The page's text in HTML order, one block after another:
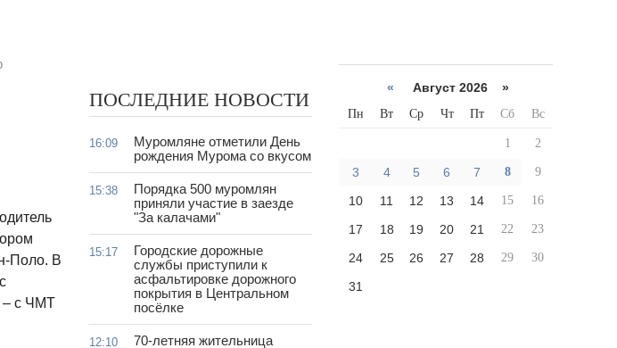
Поло. В
– с ЧМТ
ПОСЛЕДНИЕ НОВОСТИ
16:09
Муромляне отметили День
рождения Мурома со вкусом
15:38
Порядка 500 муромлян
приняли участие в заезде
"За калачами"
15:17
Городские дорожные
службы приступили к
асфальтировке дорожного
покрытия в Центральном
посёлке
12:10
70-летняя жительница
« Август 2026 »
Пн Вт Ср Чт Пт Сб Вс
1 2
3 4 5 6 7 8 9
10 11 12 13 14 15 16
17 18 19 20 21 22 23
24 25 26 27 28 29 30
31